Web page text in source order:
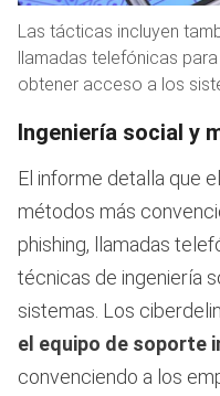
Las tácticas incluyen
llamadas telefónicas
obtener acceso a los
Ingeniería social y
El informe detalla que
métodos más
phishing, llamadas
técnicas de ingeniería
sistemas. Los
el equipo de soporte
convenciendo a los